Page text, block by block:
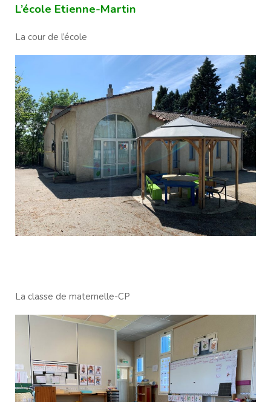
L’école Etienne-Martin
La cour de l’école
La classe de maternelle-CP